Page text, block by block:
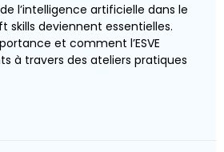
l’intelligence artificielle dans le
skills deviennent essentielles.
et comment l’ESVE
à travers des ateliers pratiques